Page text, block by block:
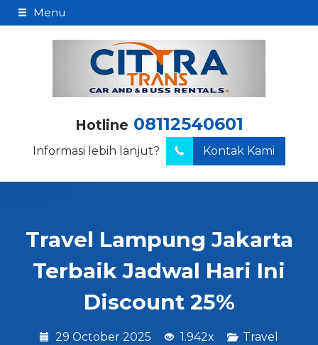
Menu
Hotline 08112540601
Informasi lebih lanjut? Kontak Kami
Travel Lampung Jakarta
Terbaik Jadwal Hari Ini
Discount 25%
29 October 2025 1.942x Travel